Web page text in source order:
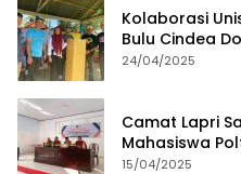
Kolaborasi
Bulu Cindea
24/04/2025
Camat Lapri
Mahasiswa
15/04/2025